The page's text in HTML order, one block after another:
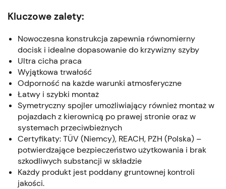
Kluczowe zalety:
Nowoczesna konstrukcja zapewnia równomierny
docisk i idealne dopasowanie do krzywizny szyby
Ultra cicha praca
Wyjątkowa trwałość
Odporność na każde warunki atmosferyczne
Łatwy i szybki montaż
Symetryczny spojler umożliwiający również montaż w
pojazdach z kierownicą po prawej stronie oraz w
systemach przeciwbieżnych
Certyfikaty: TÜV (Niemcy), REACH, PZH (Polska) –
potwierdzające bezpieczeństwo użytkowania i brak
szkodliwych substancji w składzie
Każdy produkt jest poddany gruntownej kontroli
jakości.